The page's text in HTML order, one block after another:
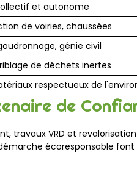
et autonome
de voiries, chaussées
génie civil
de déchets inertes
respectueux de
de
travaux VRD et
écoresponsable